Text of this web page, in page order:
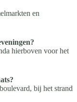
en
hierboven voor het
bij het strand